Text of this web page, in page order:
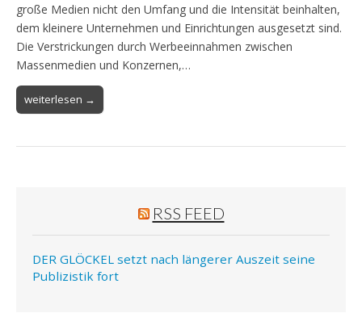
große Medien nicht den Umfang und die Intensität beinhalten,
dem kleinere Unternehmen und Einrichtungen ausgesetzt sind.
Die Verstrickungen durch Werbeeinnahmen zwischen
Massenmedien und Konzernen,…
weiterlesen →
RSS FEED
DER GLÖCKEL setzt nach längerer Auszeit seine
Publizistik fort